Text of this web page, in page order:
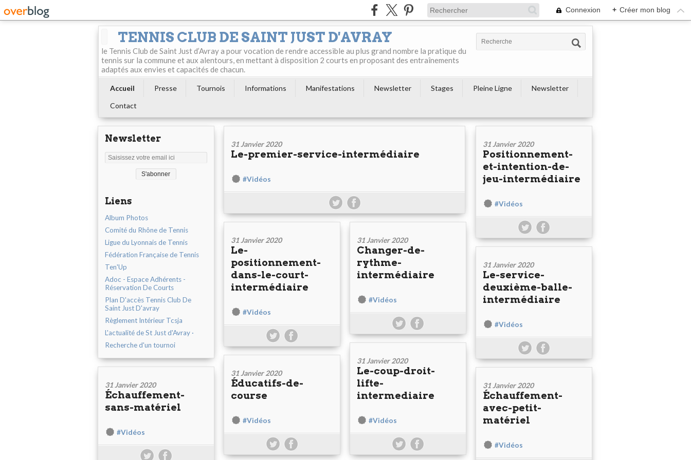
Connexion + Créer mon blog
TENNIS CLUB DE SAINT JUST D'AVRAY
le Tennis Club de Saint Just d’Avray a pour vocation de rendre accessible au plus grand nombre la pratique du
tennis sur la commune et aux alentours, en mettant à disposition 2 courts en proposant des entraînements
adaptés aux envies et capacités de chacun.
Accueil Presse Tournois Informations Manifestations Newsletter Stages Pleine Ligne
Newsletter
Contact
Newsletter
Liens
Album Photos
Comité du Rhône de Tennis
Ligue du Lyonnais de Tennis
Fédération Française de Tennis
Ten'Up
Adoc - Espace Adhérents -
Réservation De Courts
Plan D'accès Tennis Club De
Saint Just D'avray
Règlement Intérieur Tcsja
L'actualité de St Just d'Avray ·
Recherche d'un tournoi
31 Janvier 2020
Le-premier-service-intermédiaire
#Vidéos
31 Janvier 2020
Positionnement-
et-intention-de-
jeu-intermédiaire
#Vidéos
31 Janvier 2020
Le-
positionnement-
dans-le-court-
intermédiaire
#Vidéos
31 Janvier 2020
Changer-de-
rythme-
intermédiaire
#Vidéos
31 Janvier 2020
Le-service-
deuxième-balle-
intermédiaire
#Vidéos
31 Janvier 2020
Le-coup-droit-
lifte-
intermediaire
#Vidéos
31 Janvier 2020
Éducatifs-de-
course
#Vidéos
31 Janvier 2020
Échauffement-
sans-matériel
#Vidéos
31 Janvier 2020
Échauffement-
avec-petit-
matériel
#Vidéos